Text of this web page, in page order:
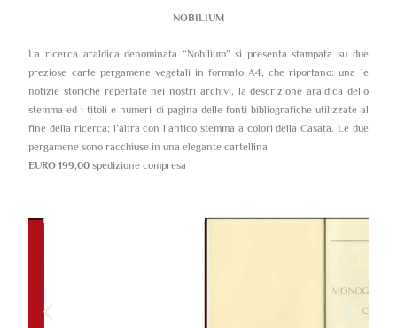
NOBILIUM
La ricerca araldica denominata “Nobilium” si presenta stampata su due
preziose carte pergamene vegetali in formato A4, che riportano: una le
notizie storiche repertate nei nostri archivi, la descrizione araldica dello
stemma ed i titoli e numeri di pagina delle fonti bibliografiche utilizzate al
fine della ricerca; l’altra con l’antico stemma a colori della Casata. Le due
pergamene sono racchiuse in una elegante cartellina.
EURO 199,00 spedizione compresa